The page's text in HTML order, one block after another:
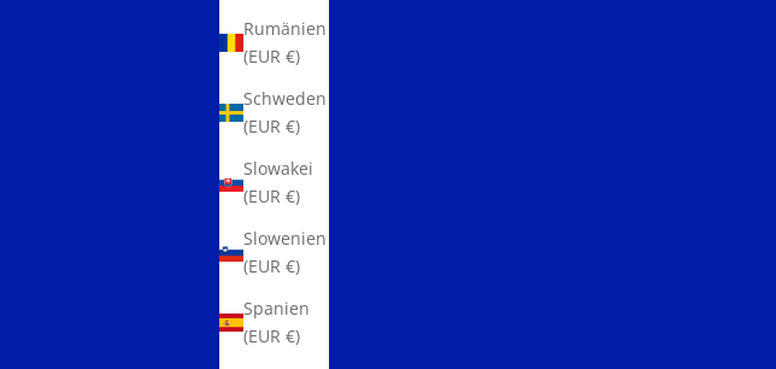
Rumänien
(EUR €)
Schweden
(EUR €)
Slowakei
(EUR €)
Slowenien
(EUR €)
Spanien
(EUR €)